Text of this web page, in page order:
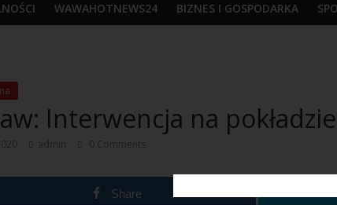
WAWAHOTNEWS24 BIZNES I GOSPODARKA
Interwencja na
admin 0 Comments
Share